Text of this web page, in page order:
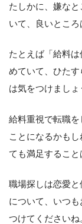
たしかに、嫌な
いて、良いところ
たとえば「給料
めていて、ひた
は気をつけましょ
給料重視で転職
ことになるかも
ても満足すること
職場探しは恋愛
について、いつ
つけてくださいね